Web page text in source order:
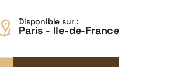
Disponible sur :
Paris - Ile-de-France